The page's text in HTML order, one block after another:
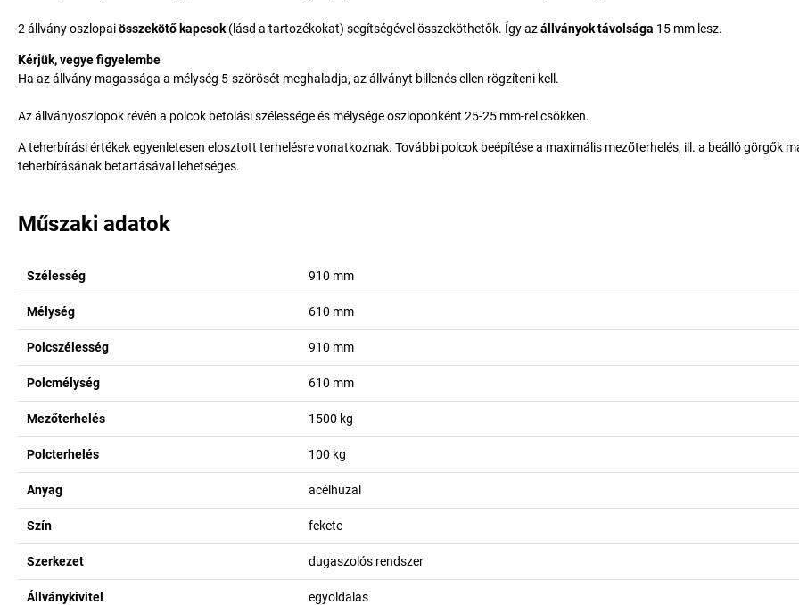
2 állvány oszlopaiösszekötő kapcsok (lásd a tartozékokat) segítségével összeköthetők. Így azállványok távolsága 15 mm lesz.
Kérjük, vegye figyelembe
Ha az állvány magassága a mélység 5-szörösét meghaladja, az állványt billenés ellen rögzíteni kell.
Az állványoszlopok révén a polcok betolási szélessége és mélysége oszloponként 25-25 mm-rel csökken.
A teherbírási értékek egyenletesen elosztott terhelésre vonatkoznak. További polcok beépítése a maximális mezőterhelés, ill. a beálló görgők
teherbírásának betartásával lehetséges.
Műszaki adatok
Szélesség 910 mm
Mélység 610 mm
Polcszélesség 910 mm
Polcmélység 610 mm
Mezőterhelés 1500 kg
Polcterhelés 100 kg
Anyag acélhuzal
Szín fekete
Szerkezet dugaszolós rendszer
Állványkivitel egyoldalas